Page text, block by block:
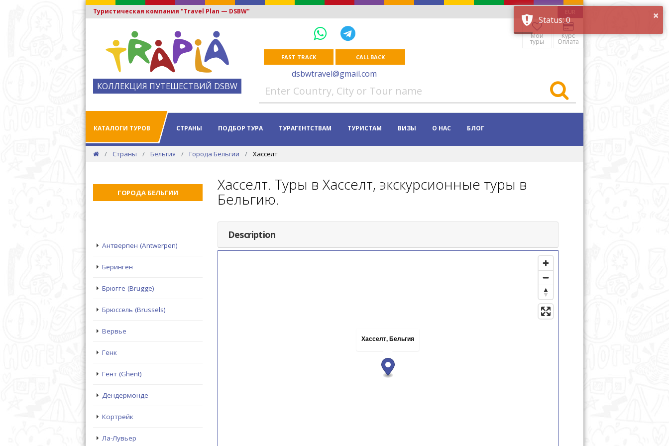
Туристическая компания "Travel Plan — DSBW" EUR
КОЛЛЕКЦИЯ ПУТЕШЕСТВИЙ DSBW
FAST TRACK CALL BACK
dsbwtravel@gmail.com
Мои
туры
Курс
Оплата
КАТАЛОГИ ТУРОВ СТРАНЫ ПОДБОР ТУРА ТУРАГЕНТСТВАМ ТУРИСТАМ ВИЗЫ О НАС БЛОГ
Страны Бельгия Города Бельгии Хасселт
ГОРОДА БЕЛЬГИИ
Антверпен (Antwerpen)
Беринген
Брюгге (Brugge)
Брюссель (Brussels)
Вервье
Генк
Гент (Ghent)
Дендермонде
Кортрейк
Ла-Лувьер
Хасселт. Туры в Хасселт, экскурсионные туры в
Бельгию.
Description
Хасселт, Бельгия
×
Status: 0